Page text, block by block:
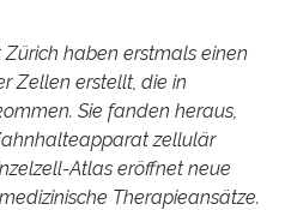
haben erstmals einen
Zellen erstellt, die in
Sie fanden heraus,
zellulär
Atlas eröffnet neue
Therapieansätze.